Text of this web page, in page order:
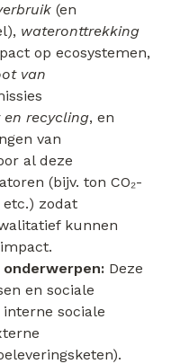
(en
wateronttrekking
op ecosystemen,
van
en recycling, en
van
al deze
(bijv. ton CO₂-
zodat
kunnen
onderwerpen: Deze
en sociale
sociale